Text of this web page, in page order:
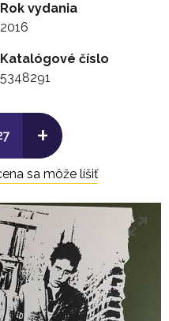
Rok vydania
2016
Katalógové číslo
5348291
+
sa môže líšiť